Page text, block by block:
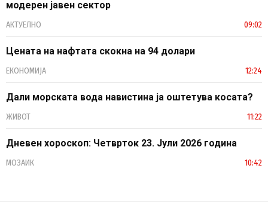
модерен јавен сектор
АКТУЕЛНО 09:02
Цената на нафтата скокна на 94 долари
ЕКОНОМИЈА 12:24
Дали морската вода навистина ја оштетува косата?
ЖИВОТ 11:22
Дневен хороскоп: Четврток 23. Јули 2026 година
МОЗАИК 10:42